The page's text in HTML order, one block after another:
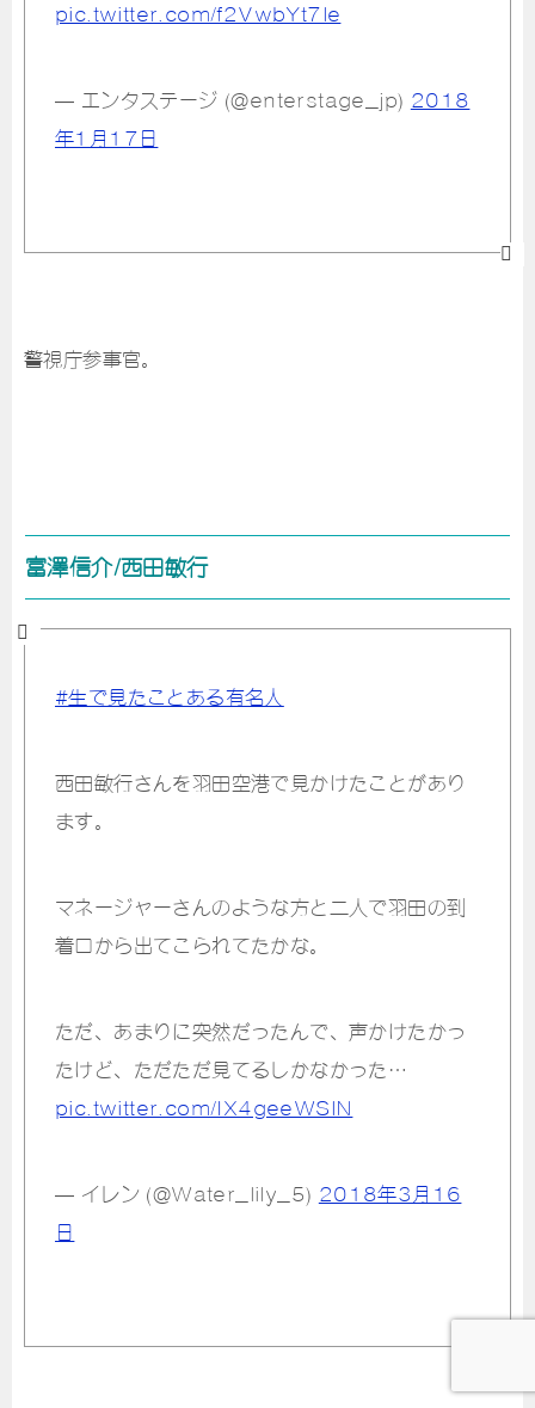
pic.twitter.com/f2VwbYt7le
— エンタステージ (@enterstage_jp) 2018
年1月17日
警視庁参事官。
富澤信介/西田敏行
#生で見たことある有名人
西田敏行さんを羽田空港で見かけたことがあり
ます。
マネージャーさんのような方と二人で羽田の到
着口から出てこられてたかな。
ただ、あまりに突然だったんで、声かけたかっ
たけど、ただただ見てるしかなかった…
pic.twitter.com/IX4geeWSlN
— イレン (@Water_lily_5) 2018年3月16
日